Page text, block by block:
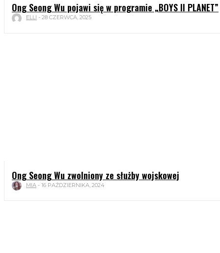
Ong Seong Wu pojawi się w programie „BOYS II PLANET”
ELLI - 28 CZERWCA, 2025
Ong Seong Wu zwolniony ze służby wojskowej
MIA - 16 PAŹDZIERNIKA, 2024